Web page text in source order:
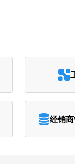
经销